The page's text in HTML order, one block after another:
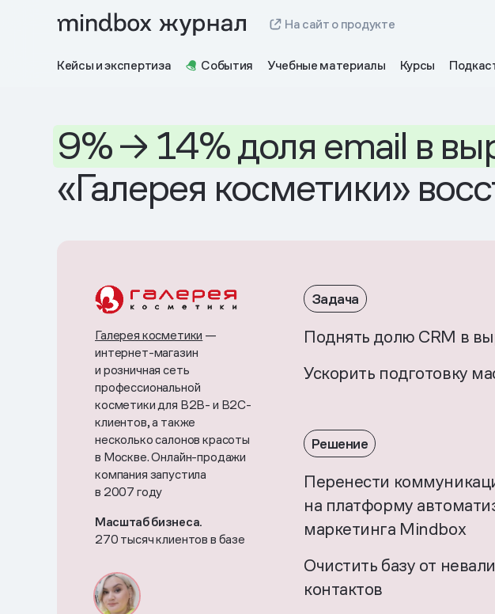
На сайт о продукте
Кейсы и экспертиза События Учебные материалы Курсы
9%→ 14%доля email в
«Галерея косметики»
Галерея косметики —
интернет-магазин
и розничная сеть
профессиональной
косметики для B2B- и B2C-
клиентов, а также
несколько салонов красоты
в Москве. Онлайн-продажи
компания запустила
в 2007 году
Масштаб бизнеса.
270 тысяч клиентов в базе
Задача
Поднять долю CRM в
Ускорить подготовку
Решение
Перенести
на платформу
маркетинга Mindbох
Очистить базу от
контактов